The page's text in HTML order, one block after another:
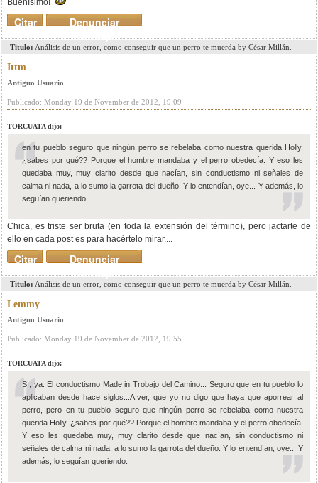
Buenísimo!
Denunciar
mensaje
Citar
Titulo: Análisis de un error, como conseguir que un perro te muerda by César Millán.
Ittm
Antiguo Usuario
Publicado: Monday 19 de November de 2012, 19:09
TORCUATA dijo:
en tu pueblo seguro que ningún perro se rebelaba como nuestra querida Holly,
¿sabes por qué?? Porque el hombre mandaba y el perro obedecía. Y eso les
quedaba muy, muy clarito desde que nacían, sin conductismo ni señales de
calma ni nada, a lo sumo la garrota del dueño. Y lo entendían, oye... Y además, lo
seguían queriendo.
Chica, es triste ser bruta (en toda la extensión del término), pero jactarte de
ello en cada post es para hacértelo mirar....
Denunciar
mensaje
Citar
Titulo: Análisis de un error, como conseguir que un perro te muerda by César Millán.
Lemmy
Antiguo Usuario
Publicado: Monday 19 de November de 2012, 19:55
TORCUATA dijo:
Sí, ya. El conductismo Made in Trobajo del Camino... Seguro que en tu pueblo lo
aplicaban desde hace siglos...A ver, que yo no digo que haya que aporrear al
perro, pero en tu pueblo seguro que ningún perro se rebelaba como nuestra
querida Holly, ¿sabes por qué?? Porque el hombre mandaba y el perro obedecía.
Y eso les quedaba muy, muy clarito desde que nacían, sin conductismo ni
señales de calma ni nada, a lo sumo la garrota del dueño. Y lo entendían, oye... Y
además, lo seguían queriendo.